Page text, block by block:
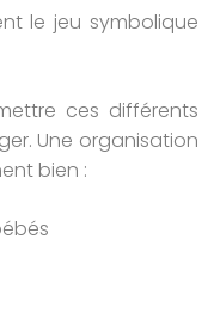
le jeu symbolique
ces différents
Une organisation
bien :